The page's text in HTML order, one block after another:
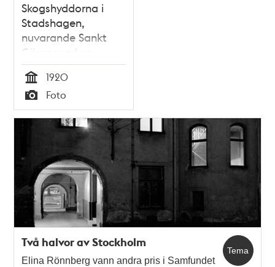
Skogshyddorna i
Stadshagen,
nuvarande Sankt
Göransparken
Tid
1920
Typ
Foto
Tema
Två halvor av Stockholm
Elina Rönnberg vann andra pris i Samfundet